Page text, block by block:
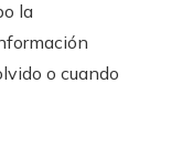
la
o cuando